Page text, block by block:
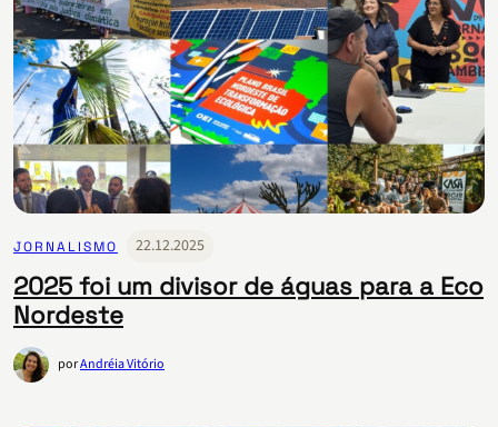
JORNALISMO 22.12.2025
2025 foi um divisor de águas para a Eco
Nordeste
porAndréia Vitório